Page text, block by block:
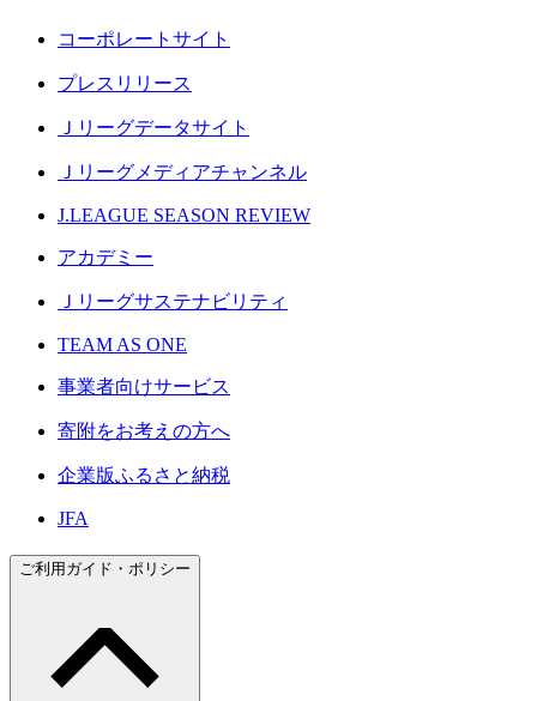
コーポレートサイト
プレスリリース
Ｊリーグデータサイト
Ｊリーグメディアチャンネル
J.LEAGUE SEASON REVIEW
アカデミー
Ｊリーグサステナビリティ
TEAM AS ONE
事業者向けサービス
寄附をお考えの方へ
企業版ふるさと納税
JFA
ご利用ガイド・ポリシー